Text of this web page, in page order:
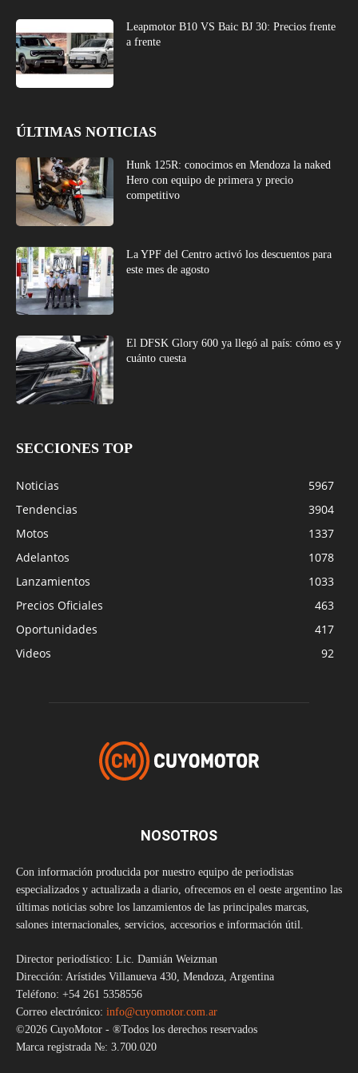
Leapmotor B10 VS Baic BJ 30: Precios frente
a frente
ÚLTIMAS NOTICIAS
Hunk 125R: conocimos en Mendoza la naked
Hero con equipo de primera y precio
competitivo
La YPF del Centro activó los descuentos para
este mes de agosto
El DFSK Glory 600 ya llegó al país: cómo es y
cuánto cuesta
SECCIONES TOP
Noticias
5967
Tendencias
3904
Motos
1337
Adelantos
1078
Lanzamientos
1033
Precios Oficiales
463
Oportunidades
417
Videos
92
NOSOTROS
Con información producida por nuestro equipo de periodistas
especializados y actualizada a diario, ofrecemos en el oeste argentino las
últimas noticias sobre los lanzamientos de las principales marcas,
salones internacionales, servicios, accesorios e información útil.
Director periodístico: Lic. Damián Weizman
Dirección: Arístides Villanueva 430, Mendoza, Argentina
Teléfono: +54 261 5358556
Correo electrónico: info@cuyomotor.com.ar
©2026 CuyoMotor - ®Todos los derechos reservados
Marca registrada №: 3.700.020